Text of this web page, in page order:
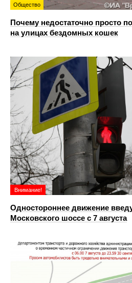
Общество
Почему недостаточно просто
на улицах бездомных кошек
Внимание!
Одностороннее движение
Московского шоссе с 7 августа